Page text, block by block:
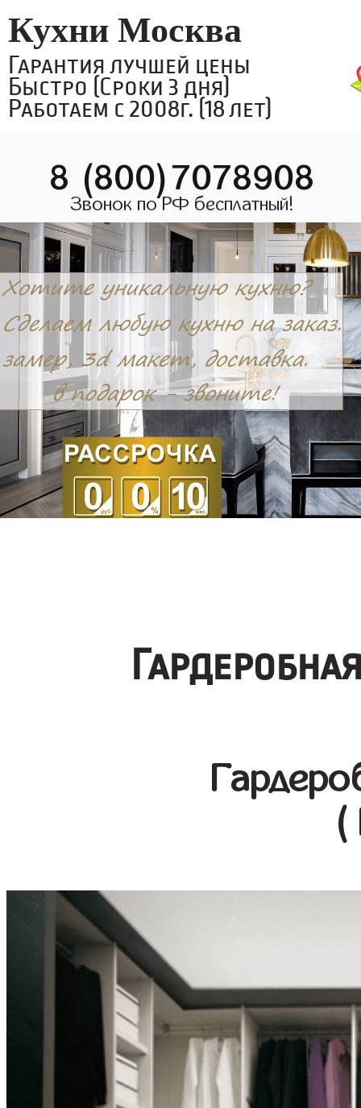
Кухни Москва
Гарантия лучшей цены
Быстро (Сроки 3 дня)
Работаем с 2008г. (18 лет)
8 (800)7078908
Звонок по РФ бесплатный!
(